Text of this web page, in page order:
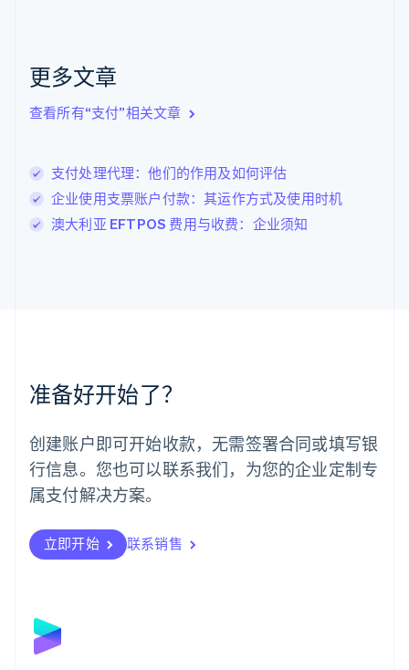
更多文章
查看所有“支付”相关文章
支付处理代理：他们的作用及如何评估
企业使用支票账户付款：其运作方式及使用时机
澳大利亚 EFTPOS 费用与收费：企业须知
准备好开始了？
创建账户即可开始收款，无需签署合同或填写银
行信息。您也可以联系我们，为您的企业定制专
属支付解决方案。
立即开始 联系销售
English
English
卢森堡
罗马尼亚
English
挪威
葡萄牙
Português English
日本
日本語English
瑞典
瑞士
DeutschFrançais
English
斯洛文尼亚